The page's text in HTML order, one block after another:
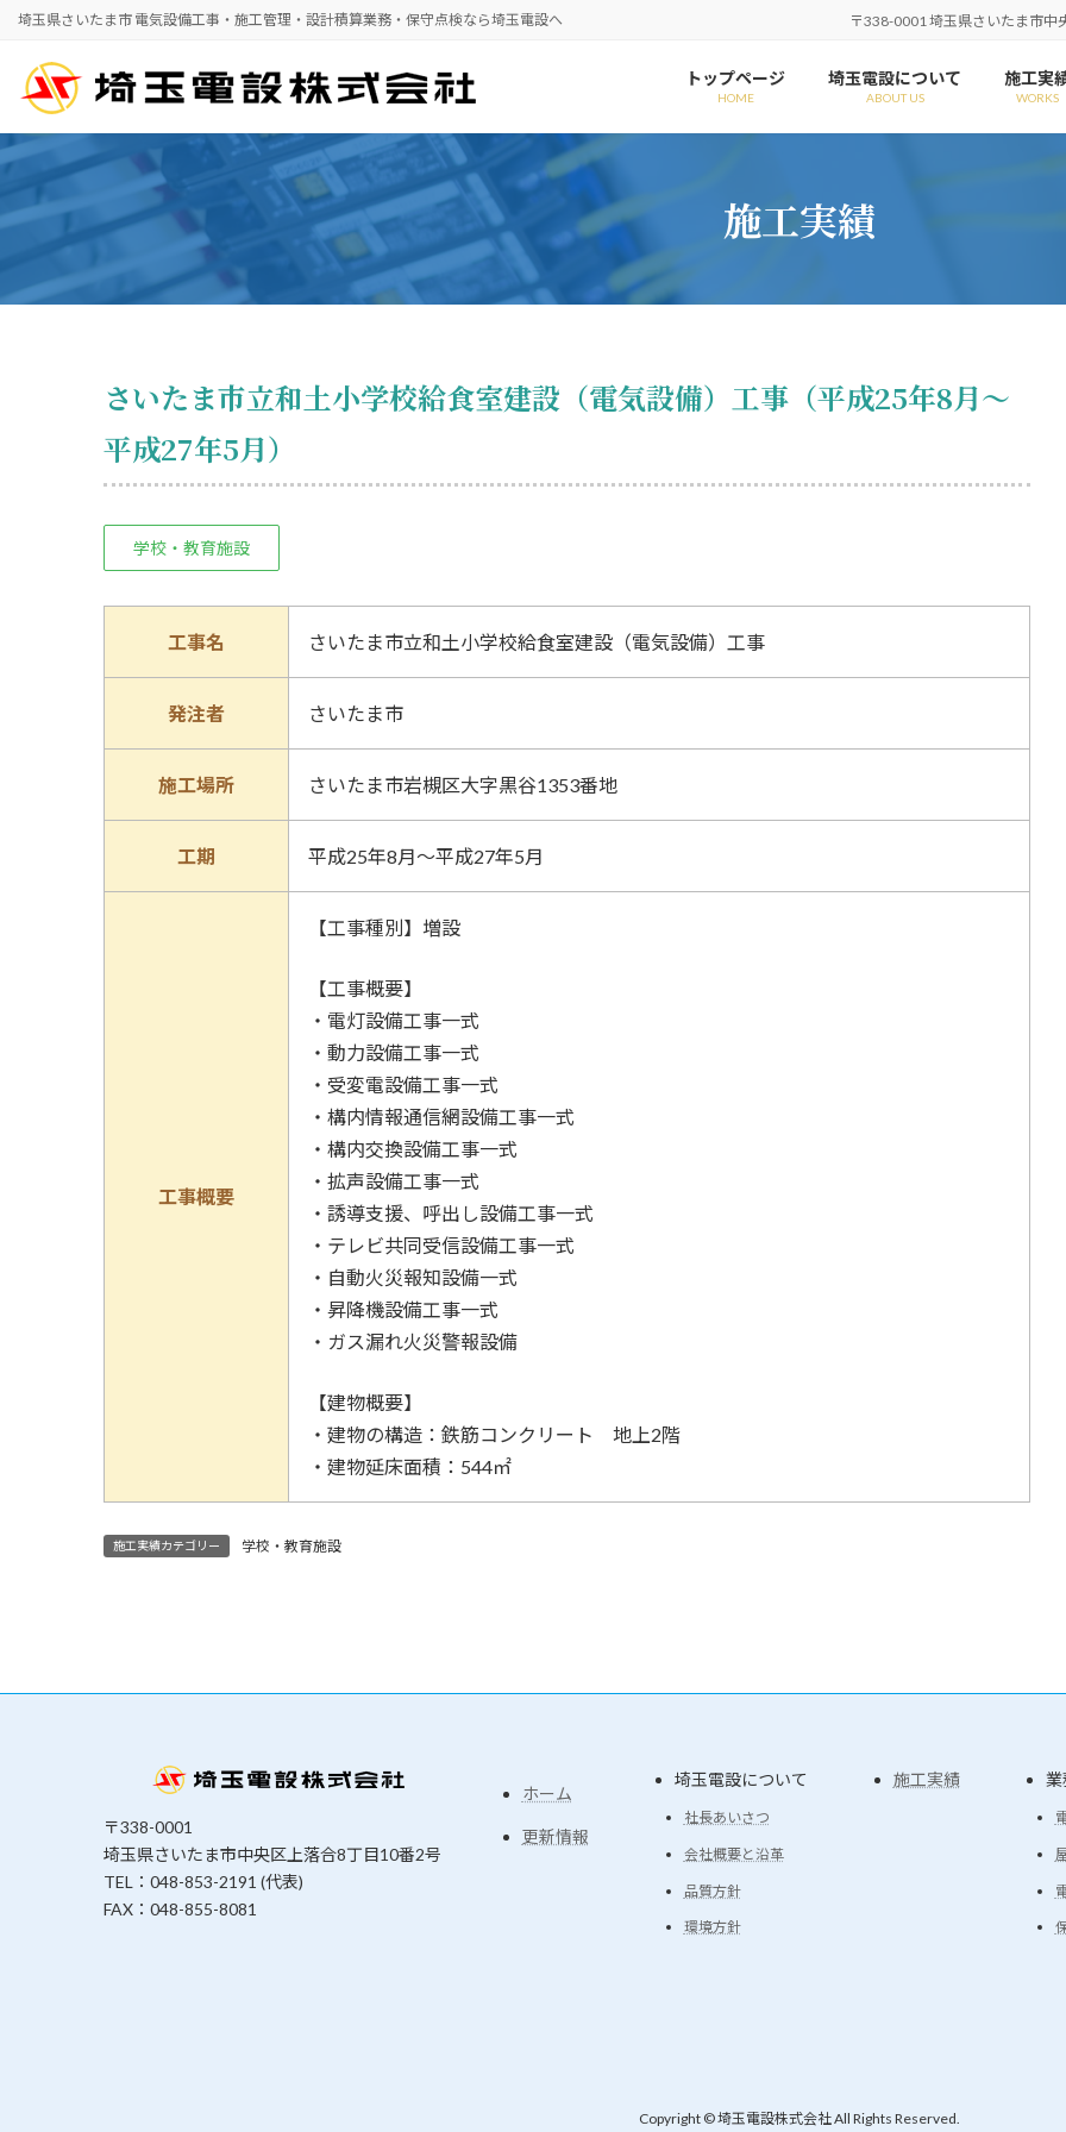
ツ
へ
キ
シ
ョ
に
埼玉県さいたま市 電気設備工事・施工管理・設計積算業務・保守点検なら埼玉電設へ 〒338-0001 埼玉県さいたま市
トップページ
HOME
埼玉電設について
ABOUT US
施工実
WORKS
施工実績
さいたま市立和土小学校給食室建設（電気設備）工事（平成25年8月～
平成27年5月）
学校・教育施設
工事名 さいたま市立和土小学校給食室建設（電気設備）工事
発注者 さいたま市
施工場所 さいたま市岩槻区大字黒谷1353番地
工期 平成25年8月～平成27年5月
工事概要
【工事種別】増設
【工事概要】
・電灯設備工事一式
・動力設備工事一式
・受変電設備工事一式
・構内情報通信網設備工事一式
・構内交換設備工事一式
・拡声設備工事一式
・誘導支援、呼出し設備工事一式
・テレビ共同受信設備工事一式
・自動火災報知設備一式
・昇降機設備工事一式
・ガス漏れ火災警報設備
【建物概要】
・建物の構造：鉄筋コンクリート 地上2階
・建物延床面積：544㎡
施工実績カテゴリー 学校・教育施設
〒338-0001
埼玉県さいたま市中央区上落合8丁目10番2号
TEL：048-853-2191 (代表)
FAX：048-855-8081
ホーム
更新情報
埼玉電設について
社長あいさつ
会社概要と沿革
品質方針
環境方針
施工実績 業
Copyright © 埼玉電設株式会社 All Rights Reserved.